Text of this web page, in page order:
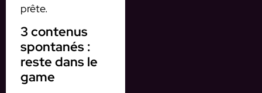
prête.
3 contenus
spontanés :
reste dans le
game